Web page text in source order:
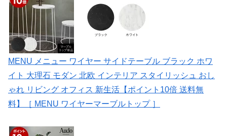
MENU メニュー ワイヤー サイドテーブル ブラック ホワ
イト 大理石 モダン 北欧 インテリア スタイリッシュ おし
ゃれ リビング オフィス 新生活【ポイント10倍 送料無
料】［ MENU ワイヤーマーブルトップ ］